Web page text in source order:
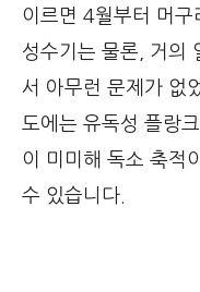
이르면 4월부터 머
성수기는 물론, 거의
서 아무런 문제가 없
도에는 유독성 플랑
이 미미해 독소 축적
수 있습니다.